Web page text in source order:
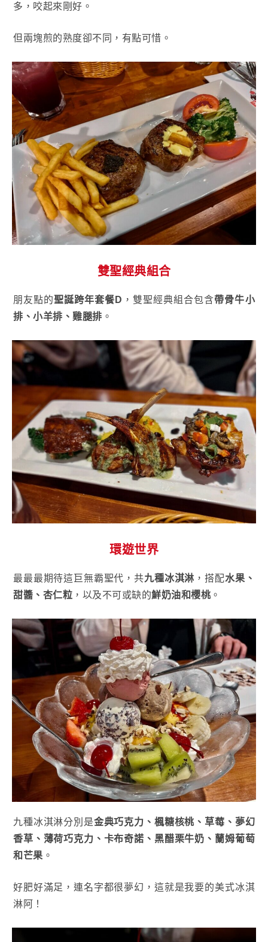
多，咬起來剛好。
但兩塊煎的熟度卻不同，有點可惜。
雙聖經典組合
朋友點的聖誕跨年套餐D ，雙聖經典組合包含帶骨牛小
排、小羊排、雞腿排 。
環遊世界
最最最期待這巨無霸聖代，共九種冰淇淋 ，搭配水果、
甜醬、杏仁粒 ，以及不可或缺的鮮奶油和櫻桃。
九種冰淇淋分別是金典巧克力、楓糖核桃、草莓、夢幻
香草、薄荷巧克力、卡布奇諾、黑醋栗牛奶、蘭姆葡萄
和芒果 。
好肥好滿足，連名字都很夢幻，這就是我要的美式冰淇
淋阿！